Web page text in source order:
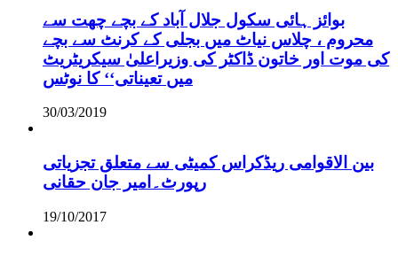
بوائز ہائی سکول جلال آباد کے بچے چھت سے
محروم ، چلاس نیاٹ میں بجلی کے کرنٹ سے بچے
کی موت اور خاتون ڈاکٹر کی وزیراعلیٰ سیکریٹریٹ
میں تعیناتی‘‘ کا نوٹس
30/03/2019
بین الاقوامی ریڈکراس کمیٹی سے متعلق تجزیاتی
رپورٹ۔امیر جان حقانی
19/10/2017